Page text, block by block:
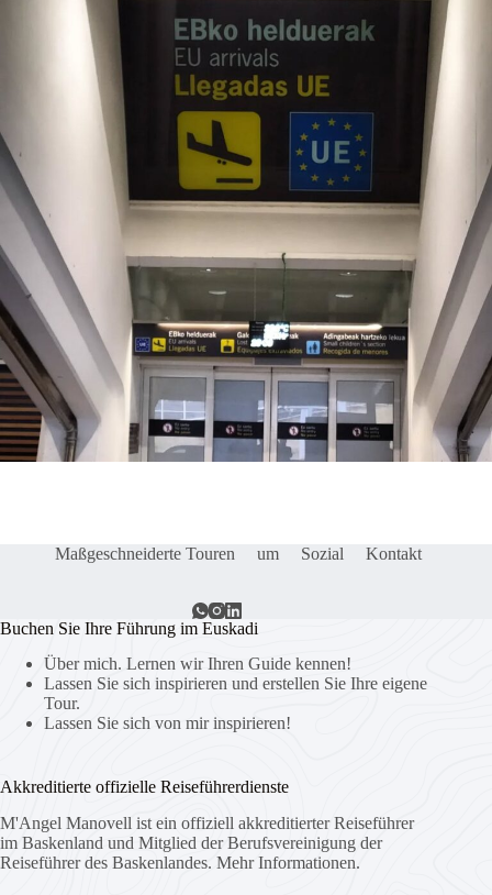
Maßgeschneiderte Touren um Sozial Kontakt
Buchen Sie Ihre Führung im Euskadi
Über mich. Lernen wir Ihren Guide kennen!
Lassen Sie sich inspirieren und erstellen Sie Ihre eigene
Tour.
Lassen Sie sich von mir inspirieren!
Akkreditierte offizielle Reiseführerdienste
M'Angel Manovell ist ein offiziell akkreditierter Reiseführer
im Baskenland und Mitglied der Berufsvereinigung der
Reiseführer des Baskenlandes. Mehr Informationen.